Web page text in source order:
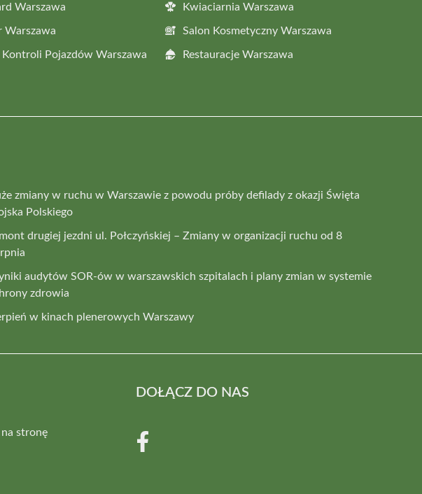
Warszawa Kwiaciarnia Warszawa
Warszawa Salon Kosmetyczny Warszawa
Kontroli Pojazdów Warszawa Restauracje Warszawa
zmiany w ruchu w Warszawie z powodu próby defilady z okazji Święta
Polskiego
drugiej jezdni ul. Połczyńskiej – Zmiany w organizacji ruchu od 8
audytów SOR-ów w warszawskich szpitalach i plany zmian w systemie
zdrowia
w kinach plenerowych Warszawy
stronę
DOŁĄCZ DO NAS